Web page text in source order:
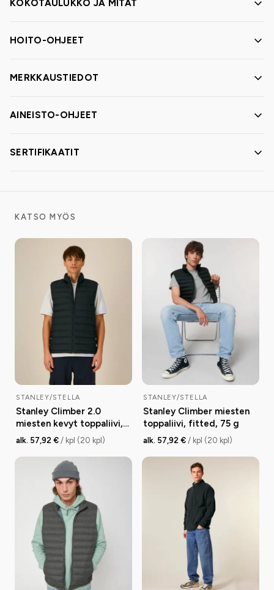
KOKOTAULUKKO JA MITAT
HOITO-OHJEET
MERKKAUSTIEDOT
AINEISTO-OHJEET
SERTIFIKAATIT
KATSO MYÖS
STANLEY/STELLA
Stanley Climber 2.0
miesten kevyt toppaliivi,
medium fit, 38 g
alk. 57,92 € / kpl (20 kpl)
STANLEY/STELLA
Stanley Climber miesten
toppaliivi, fitted, 75 g
alk. 57,92 € / kpl (20 kpl)